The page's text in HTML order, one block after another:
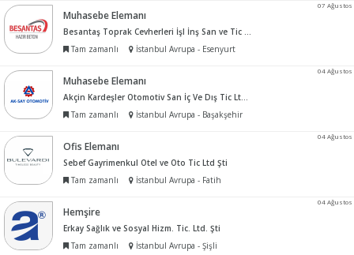
07 Ağustos
Muhasebe Elemanı
Besantaş Toprak Cevherleri İşl İnş San ve Tic A.Ş.
Tam zamanlı
İstanbul Avrupa - Esenyurt
04 Ağustos
Muhasebe Elemanı
Akçin Kardeşler Otomotiv San İç Ve Dış Tic Ltd Şti
Tam zamanlı
İstanbul Avrupa - Başakşehir
04 Ağustos
Ofis Elemanı
Sebef Gayrimenkul Otel ve Oto Tic Ltd Şti
Tam zamanlı
İstanbul Avrupa - Fatih
04 Ağustos
Hemşire
Erkay Sağlık ve Sosyal Hizm. Tic. Ltd. Şti
Tam zamanlı
İstanbul Avrupa - Şişli